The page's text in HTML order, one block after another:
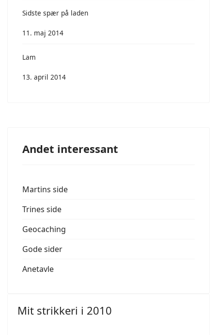
Sidste spær på laden
11. maj 2014
Lam
13. april 2014
Andet interessant
Martins side
Trines side
Geocaching
Gode sider
Anetavle
Mit strikkeri i 2010